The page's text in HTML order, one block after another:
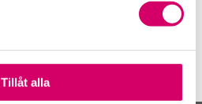
Tillåt alla